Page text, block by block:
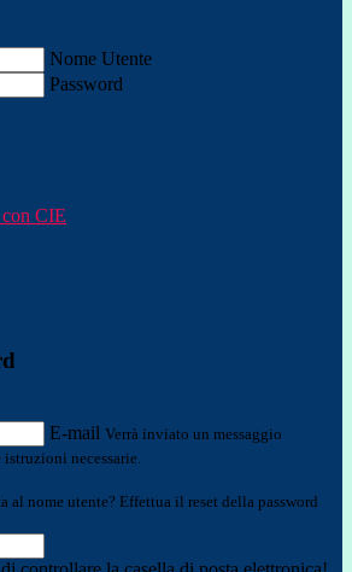
Nome Utente
Password
CIE
E-mail Verrà inviato un messaggio
necessarie.
al nome utente? Effettua il reset della password